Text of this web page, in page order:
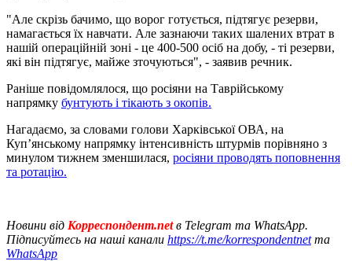
"Але скрізь бачимо, що ворог готується, підтягує резерви,
намагається їх навчати. Але зазнаючи таких шалених втрат в
нашій операційній зоні - це 400-500 осіб на добу, - ті резерви,
які він підтягує, майже зточуються", - заявив речник.
Раніше повідомлялося, що росіяни на Таврійському
напрямку бунтують і тікають з окопів.
Нагадаємо, за словами голови Харківської ОВА, на
Куп’янському напрямку інтенсивність штурмів порівняно з
минулом тижнем зменшилася, росіяни проводять поповнення
та ротацію.
Новини від Корреспондент.netв Telegram та WhatsApp.
Підписуйтесь на наші канали https://t.me/korrespondentnetта
WhatsApp